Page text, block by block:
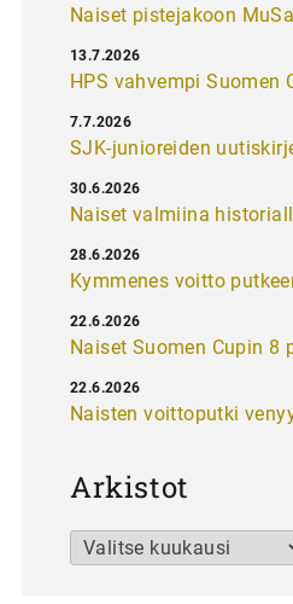
Naiset pistejakoon
HPS vahvempi Suomen
13.7.2026
SJK-junioreiden
7.7.2026
Naiset valmiina
30.6.2026
Kymmenes voitto
28.6.2026
Naiset Suomen Cupin 8
22.6.2026
Naisten voittoputki
22.6.2026
Arkistot
Arkistot